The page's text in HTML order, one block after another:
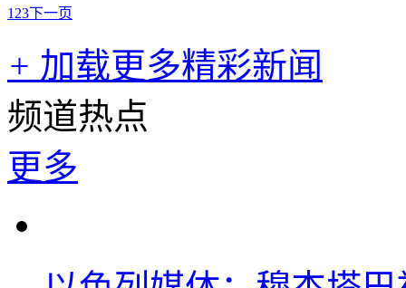
1 23下一页
+ 加载更多精彩新闻
频道热点
更多